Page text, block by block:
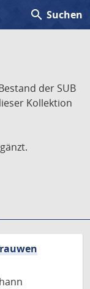
search Suchen
der SUB
Kollektion